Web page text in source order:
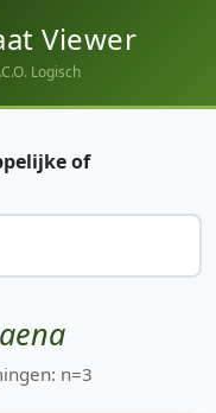
Viewer
Logisch
of
n=3